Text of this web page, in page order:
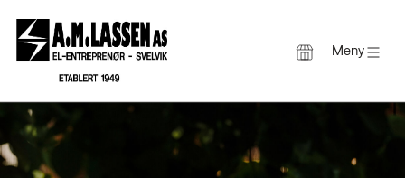
Gå
innholdet
Meny